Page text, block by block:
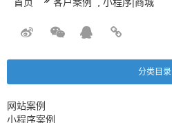
分类目录
网站案例
小程序案例